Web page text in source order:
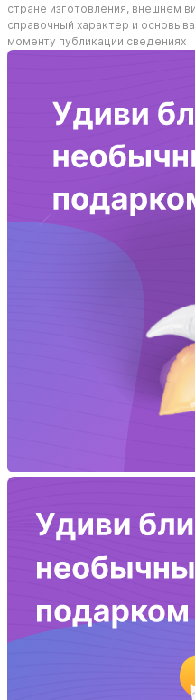
стране изготовления, внешнем
справочный характер и
моменту публикации сведениях